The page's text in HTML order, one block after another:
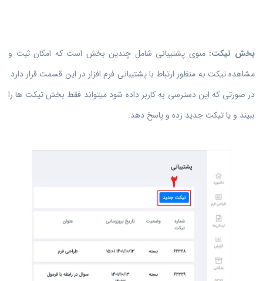
بخش تیکت:منوی پشتیبانی شامل چندین بخش است که امکان ثبت و
مشاهده تیکت به منظور ارتباط با پشتیبانی فرم افزار در این قسمت قرار دارد.
در صورتی که این دسترسی به کاربر داده شود میتواند فقط بخش تیکت ها را
ببیند و یا تیکت جدید زده و پاسخ دهد.